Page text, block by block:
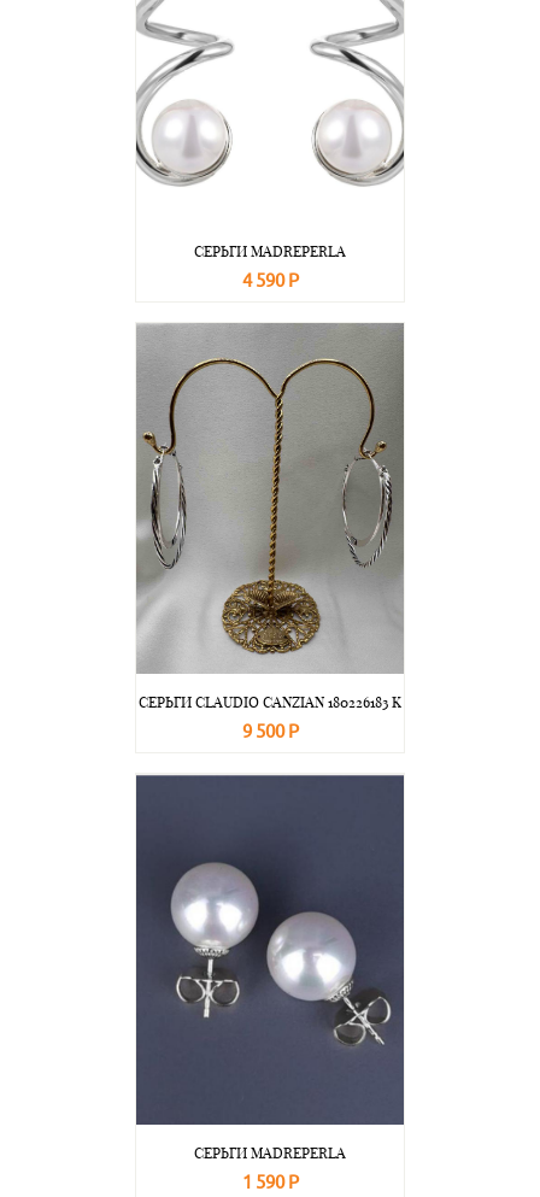
СЕРЬГИ MADREPERLA
4 590 Р
СЕРЬГИ CLAUDIO CANZIAN 180226183 K
9 500 Р
СЕРЬГИ MADREPERLA
1 590 Р